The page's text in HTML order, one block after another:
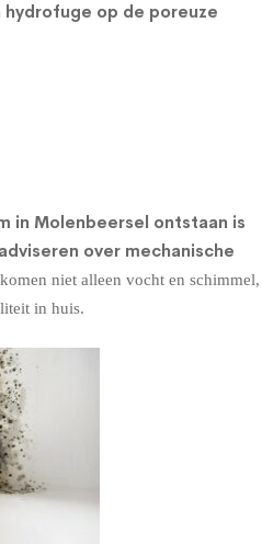
hydrofuge op de poreuze
in Molenbeersel ontstaan is
over mechanische
niet alleen vocht en schimmel,
in huis.